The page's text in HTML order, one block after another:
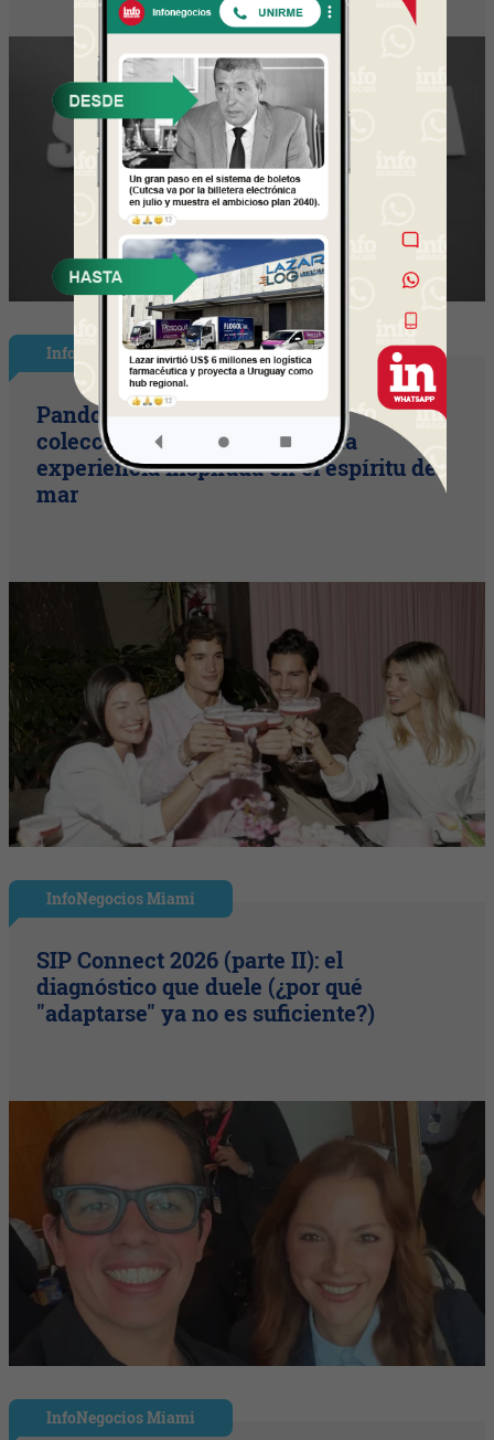
InfoStyle
Pandora presentó sus nuevas
colecciones de verano con una
experiencia inspirada en el espíritu del
mar
InfoNegocios Miami
SIP Connect 2026 (parte II): el
diagnóstico que duele (¿por qué
"adaptarse" ya no es suficiente?)
InfoNegocios Miami